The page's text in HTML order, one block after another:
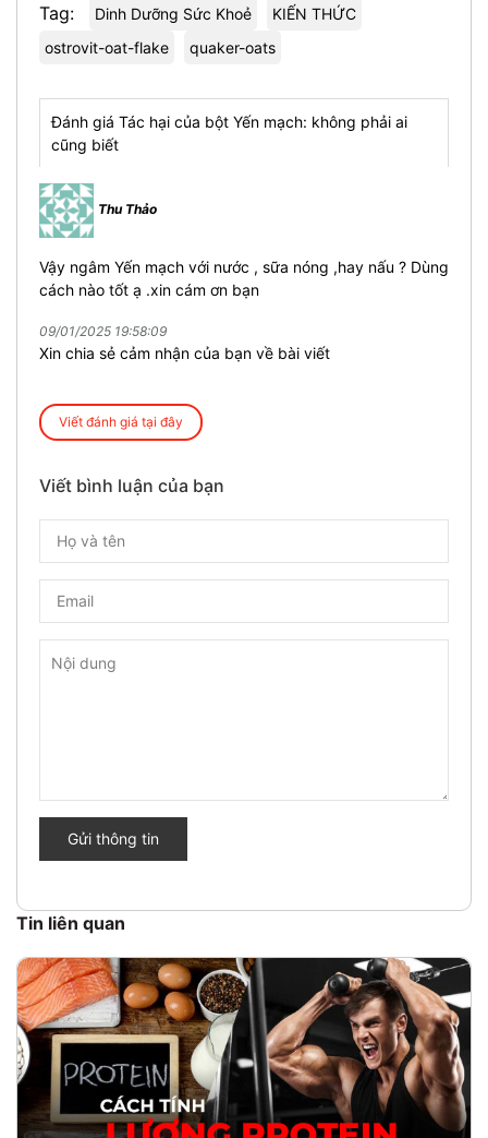
Tag: Dinh Dưỡng Sức Khoẻ
KIẾN THỨC
ostrovit-oat-flake
quaker-oats
Đánh giá Tác hại của bột Yến mạch: không phải ai
cũng biết
Thu Thảo
Vậy ngâm Yến mạch với nước , sữa nóng ,hay nấu ? Dùng
cách nào tốt ạ .xin cám ơn bạn
09/01/2025 19:58:09
Xin chia sẻ cảm nhận của bạn về bài viết
Viết đánh giá tại đây
Viết bình luận của bạn
Gửi thông tin
Tin liên quan